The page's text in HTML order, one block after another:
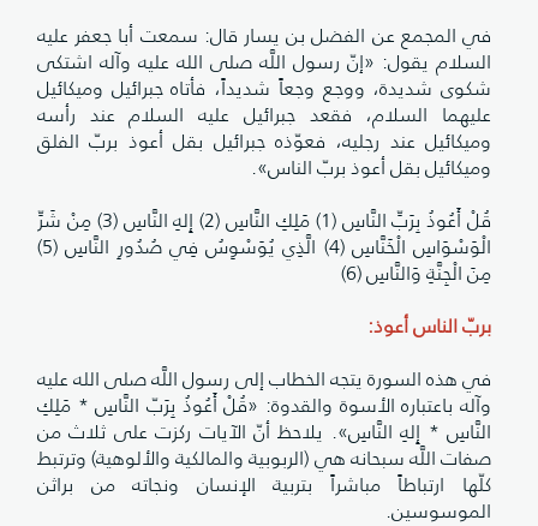
في المجمع عن الفضل بن يسار قال: سمعت أبا جعفر عليه
السلام يقول: «إنّ رسول اللَّه صلى الله عليه وآله اشتكى
شكوى شديدة، ووجع وجعاً شديداً، فأتاه جبرائيل وميكائيل
عليهما السلام، فقعد جبرائيل عليه السلام عند رأسه
وميكائيل عند رجليه، فعوّذه جبرائيل بقل أعوذ بربّ الفلق
وميكائيل بقل أعوذ بربّ الناس».
قُلْ أَعُوذُ بِرَبِّ النَّاسِ (1) مَلِكِ النَّاسِ (2) إِلهِ النَّاسِ (3) مِنْ شَرِّ
الْوَسْوَاسِ الْخَنَّاسِ (4) الَّذِي يُوَسْوِسُ فِي صُدُورِ النَّاسِ (5)
مِنَ الْجِنَّةِ وَالنَّاسِ (6)
بربّ الناس أعوذ:
في هذه السورة يتجه الخطاب إلى رسول اللَّه صلى الله عليه
وآله باعتباره الأسوة والقدوة: «قُلْ أَعُوذُ بِرَبّ النَّاسِ * مَلِكِ
النَّاسِ * إِلهِ النَّاسِ». يلاحظ أنّ الآيات ركزت على ثلاث من
صفات اللَّه سبحانه هي (الربوبية والمالكية والألوهية) وترتبط
كلّها ارتباطاً مباشراً بتربية الإنسان ونجاته من براثن
الموسوسين.